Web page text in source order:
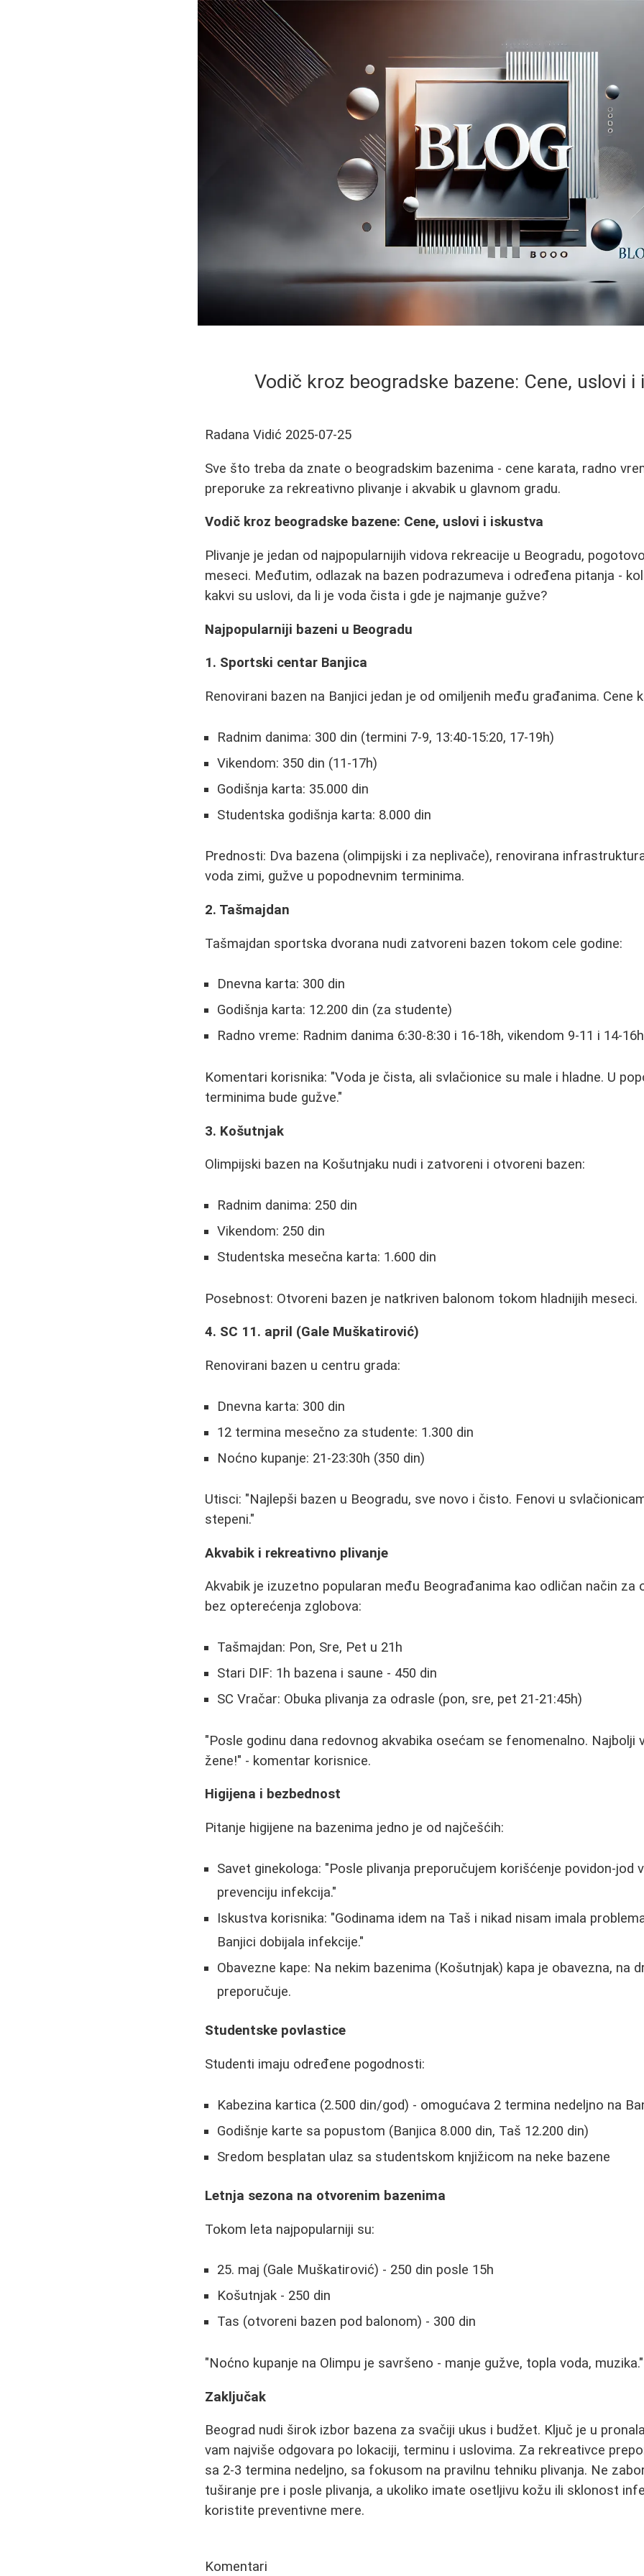
Vodič kroz beogradske bazene: Cene, uslovi i
Radana Vidić 2025-07-25
Sve što treba da znate o beogradskim bazenima - cene karata, radno
preporuke za rekreativno plivanje i akvabik u glavnom gradu.
Vodič kroz beogradske bazene: Cene, uslovi i iskustva
Plivanje je jedan od najpopularnijih vidova rekreacije u Beogradu,
meseci. Međutim, odlazak na bazen podrazumeva i određena pitanja -
kakvi su uslovi, da li je voda čista i gde je najmanje gužve?
Najpopularniji bazeni u Beogradu
1. Sportski centar Banjica
Renovirani bazen na Banjici jedan je od omiljenih među građanima. Cene
Radnim danima: 300 din (termini 7-9, 13:40-15:20, 17-19h)
Vikendom: 350 din (11-17h)
Godišnja karta: 35.000 din
Studentska godišnja karta: 8.000 din
Prednosti: Dva bazena (olimpijski i za neplivače), renovirana
voda zimi, gužve u popodnevnim terminima.
2. Tašmajdan
Tašmajdan sportska dvorana nudi zatvoreni bazen tokom cele godine:
Dnevna karta: 300 din
Godišnja karta: 12.200 din (za studente)
Radno vreme: Radnim danima 6:30-8:30 i 16-18h, vikendom 9-11 i 14-16h
Komentari korisnika: "Voda je čista, ali svlačionice su male i hladne. U
terminima bude gužve."
3. Košutnjak
Olimpijski bazen na Košutnjaku nudi i zatvoreni i otvoreni bazen:
Radnim danima: 250 din
Vikendom: 250 din
Studentska mesečna karta: 1.600 din
Posebnost: Otvoreni bazen je natkriven balonom tokom hladnijih meseci.
4. SC 11. april (Gale Muškatirović)
Renovirani bazen u centru grada:
Dnevna karta: 300 din
12 termina mesečno za studente: 1.300 din
Noćno kupanje: 21-23:30h (350 din)
Utisci: "Najlepši bazen u Beogradu, sve novo i čisto. Fenovi u
stepeni."
Akvabik i rekreativno plivanje
Akvabik je izuzetno popularan među Beograđanima kao odličan način za
bez opterećenja zglobova:
Tašmajdan: Pon, Sre, Pet u 21h
Stari DIF: 1h bazena i saune - 450 din
SC Vračar: Obuka plivanja za odrasle (pon, sre, pet 21-21:45h)
"Posle godinu dana redovnog akvabika osećam se fenomenalno. Najbolji
žene!" - komentar korisnice.
Higijena i bezbednost
Pitanje higijene na bazenima jedno je od najčešćih:
Savet ginekologa: "Posle plivanja preporučujem korišćenje povidon-jod
prevenciju infekcija."
Iskustva korisnika: "Godinama idem na Taš i nikad nisam imala
Banjici dobijala infekcije."
Obavezne kape: Na nekim bazenima (Košutnjak) kapa je obavezna, na
preporučuje.
Studentske povlastice
Studenti imaju određene pogodnosti:
Kabezina kartica (2.500 din/god) - omogućava 2 termina nedeljno na
Godišnje karte sa popustom (Banjica 8.000 din, Taš 12.200 din)
Sredom besplatan ulaz sa studentskom knjižicom na neke bazene
Letnja sezona na otvorenim bazenima
Tokom leta najpopularniji su:
25. maj (Gale Muškatirović) - 250 din posle 15h
Košutnjak - 250 din
Tas (otvoreni bazen pod balonom) - 300 din
"Noćno kupanje na Olimpu je savršeno - manje gužve, topla voda, muzika."
Zaključak
Beograd nudi širok izbor bazena za svačiji ukus i budžet. Ključ je u
vam najviše odgovara po lokaciji, terminu i uslovima. Za rekreativce
sa 2-3 termina nedeljno, sa fokusom na pravilnu tehniku plivanja. Ne
tuširanje pre i posle plivanja, a ukoliko imate osetljivu kožu ili sklonost
koristite preventivne mere.
Komentari